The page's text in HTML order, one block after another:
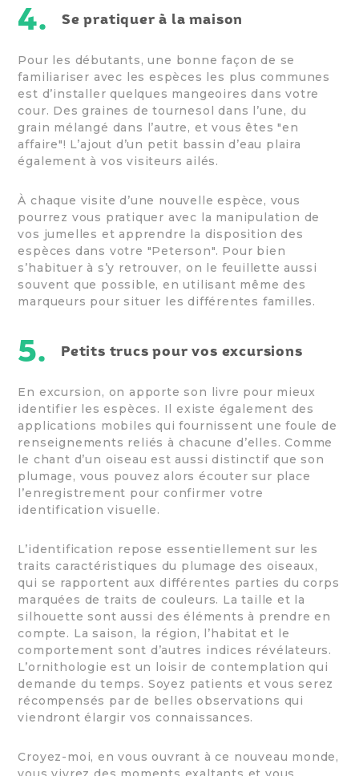
4. Se pratiquer à la maison
Pour les débutants, une bonne façon de se
familiariser avec les espèces les plus communes
est d’installer quelques mangeoires dans votre
cour. Des graines de tournesol dans l’une, du
grain mélangé dans l’autre, et vous êtes "en
affaire"! L’ajout d’un petit bassin d’eau plaira
également à vos visiteurs ailés.
À chaque visite d’une nouvelle espèce, vous
pourrez vous pratiquer avec la manipulation de
vos jumelles et apprendre la disposition des
espèces dans votre "Peterson". Pour bien
s’habituer à s’y retrouver, on le feuillette aussi
souvent que possible, en utilisant même des
marqueurs pour situer les différentes familles.
5. Petits trucs pour vos excursions
En excursion, on apporte son livre pour mieux
identifier les espèces. Il existe également des
applications mobiles qui fournissent une foule de
renseignements reliés à chacune d’elles. Comme
le chant d’un oiseau est aussi distinctif que son
plumage, vous pouvez alors écouter sur place
l’enregistrement pour confirmer votre
identification visuelle.
L’identification repose essentiellement sur les
traits caractéristiques du plumage des oiseaux,
qui se rapportent aux différentes parties du corps
marquées de traits de couleurs. La taille et la
silhouette sont aussi des éléments à prendre en
compte. La saison, la région, l’habitat et le
comportement sont d’autres indices révélateurs.
L’ornithologie est un loisir de contemplation qui
demande du temps. Soyez patients et vous serez
récompensés par de belles observations qui
viendront élargir vos connaissances.
Croyez-moi, en vous ouvrant à ce nouveau monde,